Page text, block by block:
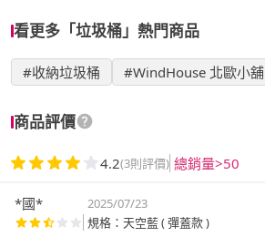
看更多「垃圾桶」熱門商品
#收納垃圾桶 #WindHouse 北歐小舖
商品評價
4.2(3則評價) 總銷量>50
*國* 2025/07/23
規格：天空藍 ( 彈蓋款 )